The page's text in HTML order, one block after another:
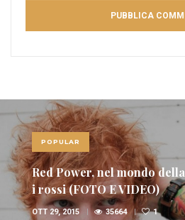
POPULAR
Red Power, nel mondo
i rossi (FOTO E VIDEO)
OTT 29, 2015 35664 1